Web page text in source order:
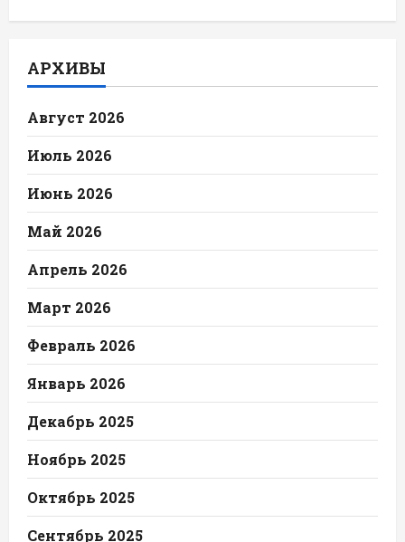
АРХИВЫ
Август 2026
Июль 2026
Июнь 2026
Май 2026
Апрель 2026
Март 2026
Февраль 2026
Январь 2026
Декабрь 2025
Ноябрь 2025
Октябрь 2025
Сентябрь 2025